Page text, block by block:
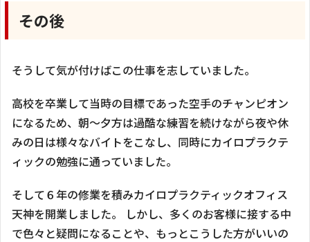
その後
そうして気が付けばこの仕事を志していました。
高校を卒業して当時の目標であった空手のチャンピオン
になるため、朝～夕方は過酷な練習を続けながら夜や休
みの日は様々なバイトをこなし、同時にカイロプラクテ
ィックの勉強に通っていました。
そして６年の修業を積みカイロプラクティックオフィス
天神を開業しました。 しかし、多くのお客様に接する中
で色々と疑問になることや、もっとこうした方がいいの